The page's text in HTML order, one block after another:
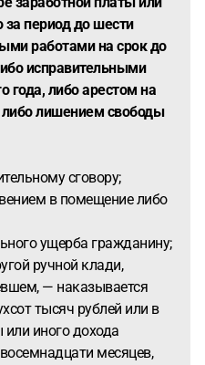
за период до шести
работами на срок до
исправительными
года, либо арестом на
лишением свободы
сговору;
в помещение либо
ущерба гражданину;
ручной клади,
— наказывается
тысяч рублей или в
иного дохода
месяцев,